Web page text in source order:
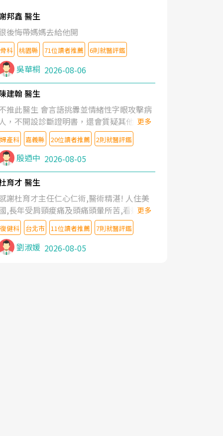
邦鑫 醫生
後悔帶媽媽去給他開
骨科 桃園縣 71位讀者推薦 6則就醫評鑑
吳華桐 2026-08-06
建翰 醫生
推此醫生 會言語挑釁並情緒性字眼攻擊病
，不開設診斷證明書，還會質疑其他醫生
判斷！
更多
婦產科 嘉義縣 20位讀者推薦 2則就醫評鑑
殷迺中 2026-08-05
育才 醫生
謝杜育才主任仁心仁術,醫術精湛! 人住美
,長年受肩頸痠痛及頭痛頭暈所苦,看遍名醫
授,做了各種檢查,也嘗試過西醫打針,中醫
灸及物理徒手治療都沒有用,後來連吃到嗎
類止痛藥都效果有限,只是壓症狀,沒多久就
起來,多年失眠嚴重影響生活品質. 台灣親
更多
復健科 台北市 11位讀者推薦 7則就醫評鑑
劉淑媛 2026-08-05